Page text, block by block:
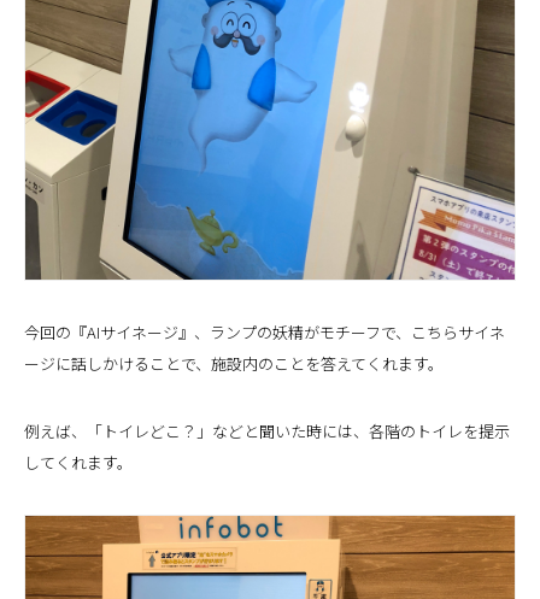
今回の『AIサイネージ』、ランプの妖精がモチーフで、こちらサイネ
ージに話しかけることで、施設内のことを答えてくれます。
例えば、「トイレどこ？」などと聞いた時には、各階のトイレを提示
してくれます。